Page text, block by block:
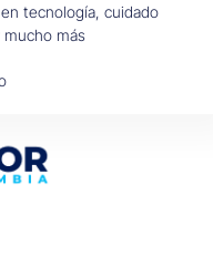
tecnología, cuidado
más